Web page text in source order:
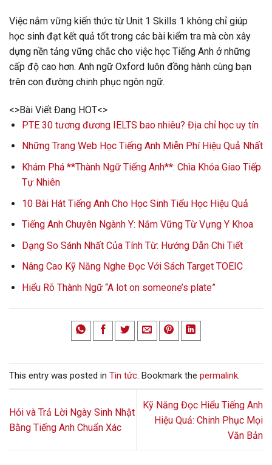
Việc nắm vững kiến thức từ Unit 1 Skills 1 không chỉ giúp
học sinh đạt kết quả tốt trong các bài kiểm tra mà còn xây
dựng nền tảng vững chắc cho việc học Tiếng Anh ở những
cấp độ cao hơn. Anh ngữ Oxford luôn đồng hành cùng bạn
trên con đường chinh phục ngôn ngữ.
<>Bài Viết Đang HOT<>
PTE 30 tương đương IELTS bao nhiêu? Địa chỉ học uy tín
Những Trang Web Học Tiếng Anh Miễn Phí Hiệu Quả Nhất
Khám Phá **Thành Ngữ Tiếng Anh**: Chìa Khóa Giao Tiếp
Tự Nhiên
10 Bài Hát Tiếng Anh Cho Học Sinh Tiểu Học Hiệu Quả
Tiếng Anh Chuyên Ngành Y: Nắm Vững Từ Vựng Y Khoa
Dạng So Sánh Nhất Của Tính Từ: Hướng Dẫn Chi Tiết
Nâng Cao Kỹ Năng Nghe Đọc Với Sách Target TOEIC
Hiểu Rõ Thành Ngữ “A lot on someone’s plate”
This entry was posted in Tin tức. Bookmark the permalink.
Hỏi và Trả Lời Ngày Sinh Nhật
Bằng Tiếng Anh Chuẩn Xác
Kỹ Năng Đọc Hiểu Tiếng Anh
Hiệu Quả: Chinh Phục Mọi
Văn Bản